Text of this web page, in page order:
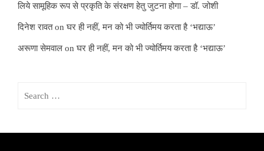
लिये सामूहिक रूप से प्रकृति के संरक्षण हेतु जुटना होगा – डॉ. जोशी
दिनेश रावतonघर ही नहीं, मन को भी ज्योर्तिमय करता है ‘भद्याऊ’
अरूणा सेमवाल onघर ही नहीं, मन को भी ज्योर्तिमय करता है ‘भद्याऊ’